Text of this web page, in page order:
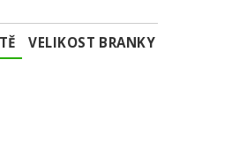
VELIKOST BRANKY